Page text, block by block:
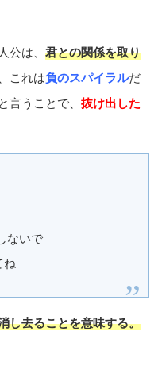
は、 君との関係を取り
これは負のスパイラルだ
うことで、 抜け出した
ないで
ね
し去ることを意味する。